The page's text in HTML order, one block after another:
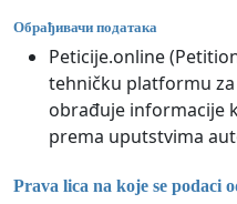
Обрађивачи података
Peticije.online
tehničku platformu
obrađuje informacije
prema uputstvima
Prava lica na koje se podaci